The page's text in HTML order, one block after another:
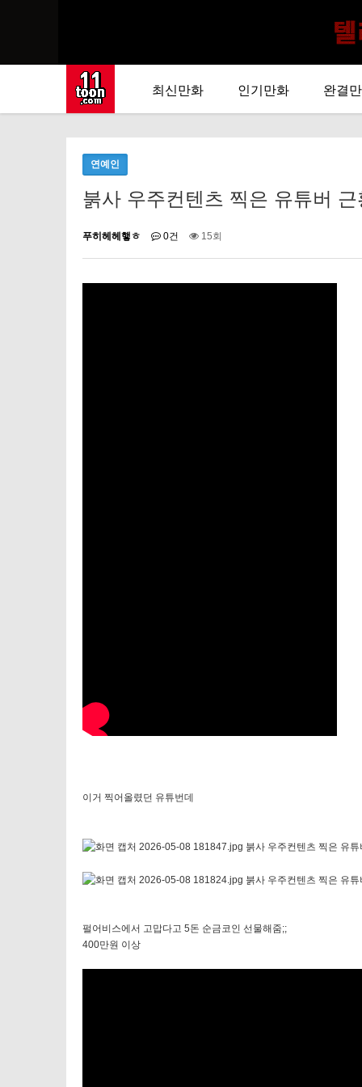
최신만화 인기만화 완결
연예인
붉사 우주컨텐츠 찍은 유튜버
푸히헤헤햏ㅎ 0건 15회
이거 찍어올렸던 유튜번데
펄어비스에서 고맙다고 5돈 순금코인 선물해줌;;
400만원 이상